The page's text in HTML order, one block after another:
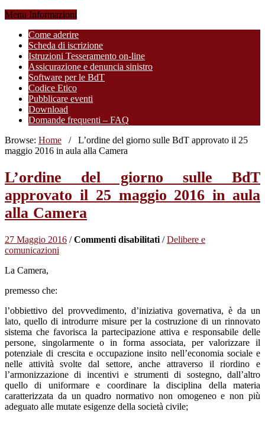
Menu Informazioni
Come aderire
Scheda di iscrizione
Istruzioni Tesseramento on-line
Assicurazione e denuncia sinistro
Software per le BdT
Codice Etico
Pubblicare eventi
Download
Domande frequenti – FAQ
Browse: Home /
L’ordine del giorno sulle BdT approvato il 25
maggio 2016 in aula alla Camera
L’ordine del giorno sulle BdT
approvato il 25 maggio 2016 in aula
alla Camera
27 Maggio 2016 /Commenti disabilitatisu
il
25
maggio
2016
in
aula
alla
Camera
/Delibere e
comunicazioni
La Camera,
premesso che:
l’obbiettivo del provvedimento, d’iniziativa governativa, è da un
lato, quello di introdurre misure per la costruzione di un rinnovato
sistema che favorisca la partecipazione attiva e responsabile delle
persone, singolarmente o in forma associata, per valorizzare il
potenziale di crescita e occupazione insito nell’economia sociale e
nelle attività svolte dal settore, anche attraverso il riordino e
l’armonizzazione di incentivi e strumenti di sostegno, dall’altro
quello di uniformare e coordinare la disciplina della materia
caratterizzata da un quadro normativo non omogeneo e non più
adeguato alle mutate esigenze della società civile;